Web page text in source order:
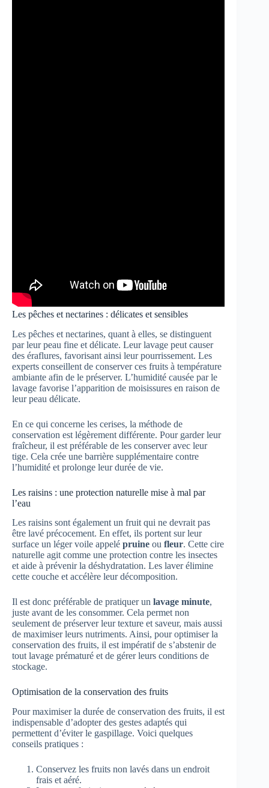
Les pêches et nectarines : délicates et sensibles
Les pêches et nectarines, quant à elles, se distinguent
par leur peau fine et délicate. Leur lavage peut causer
des éraflures, favorisant ainsi leur pourrissement. Les
experts conseillent de conserver ces fruits à température
ambiante afin de le préserver. L’humidité causée par le
lavage favorise l’apparition de moisissures en raison de
leur peau délicate.
En ce qui concerne les cerises, la méthode de
conservation est légèrement différente. Pour garder leur
fraîcheur, il est préférable de les conserver avec leur
tige. Cela crée une barrière supplémentaire contre
l’humidité et prolonge leur durée de vie.
Les raisins : une protection naturelle mise à mal par
l’eau
Les raisins sont également un fruit qui ne devrait pas
être lavé précocement. En effet, ils portent sur leur
surface un léger voile appelé pruine ou fleur. Cette cire
naturelle agit comme une protection contre les insectes
et aide à prévenir la déshydratation. Les laver élimine
cette couche et accélère leur décomposition.
Il est donc préférable de pratiquer un lavage minute,
juste avant de les consommer. Cela permet non
seulement de préserver leur texture et saveur, mais aussi
de maximiser leurs nutriments. Ainsi, pour optimiser la
conservation des fruits, il est impératif de s’abstenir de
tout lavage prématuré et de gérer leurs conditions de
stockage.
Optimisation de la conservation des fruits
Pour maximiser la durée de conservation des fruits, il est
indispensable d’adopter des gestes adaptés qui
permettent d’éviter le gaspillage. Voici quelques
conseils pratiques :
Conservez les fruits non lavés dans un endroit
frais et aéré.